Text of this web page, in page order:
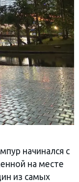
начинался с
на месте
из самых